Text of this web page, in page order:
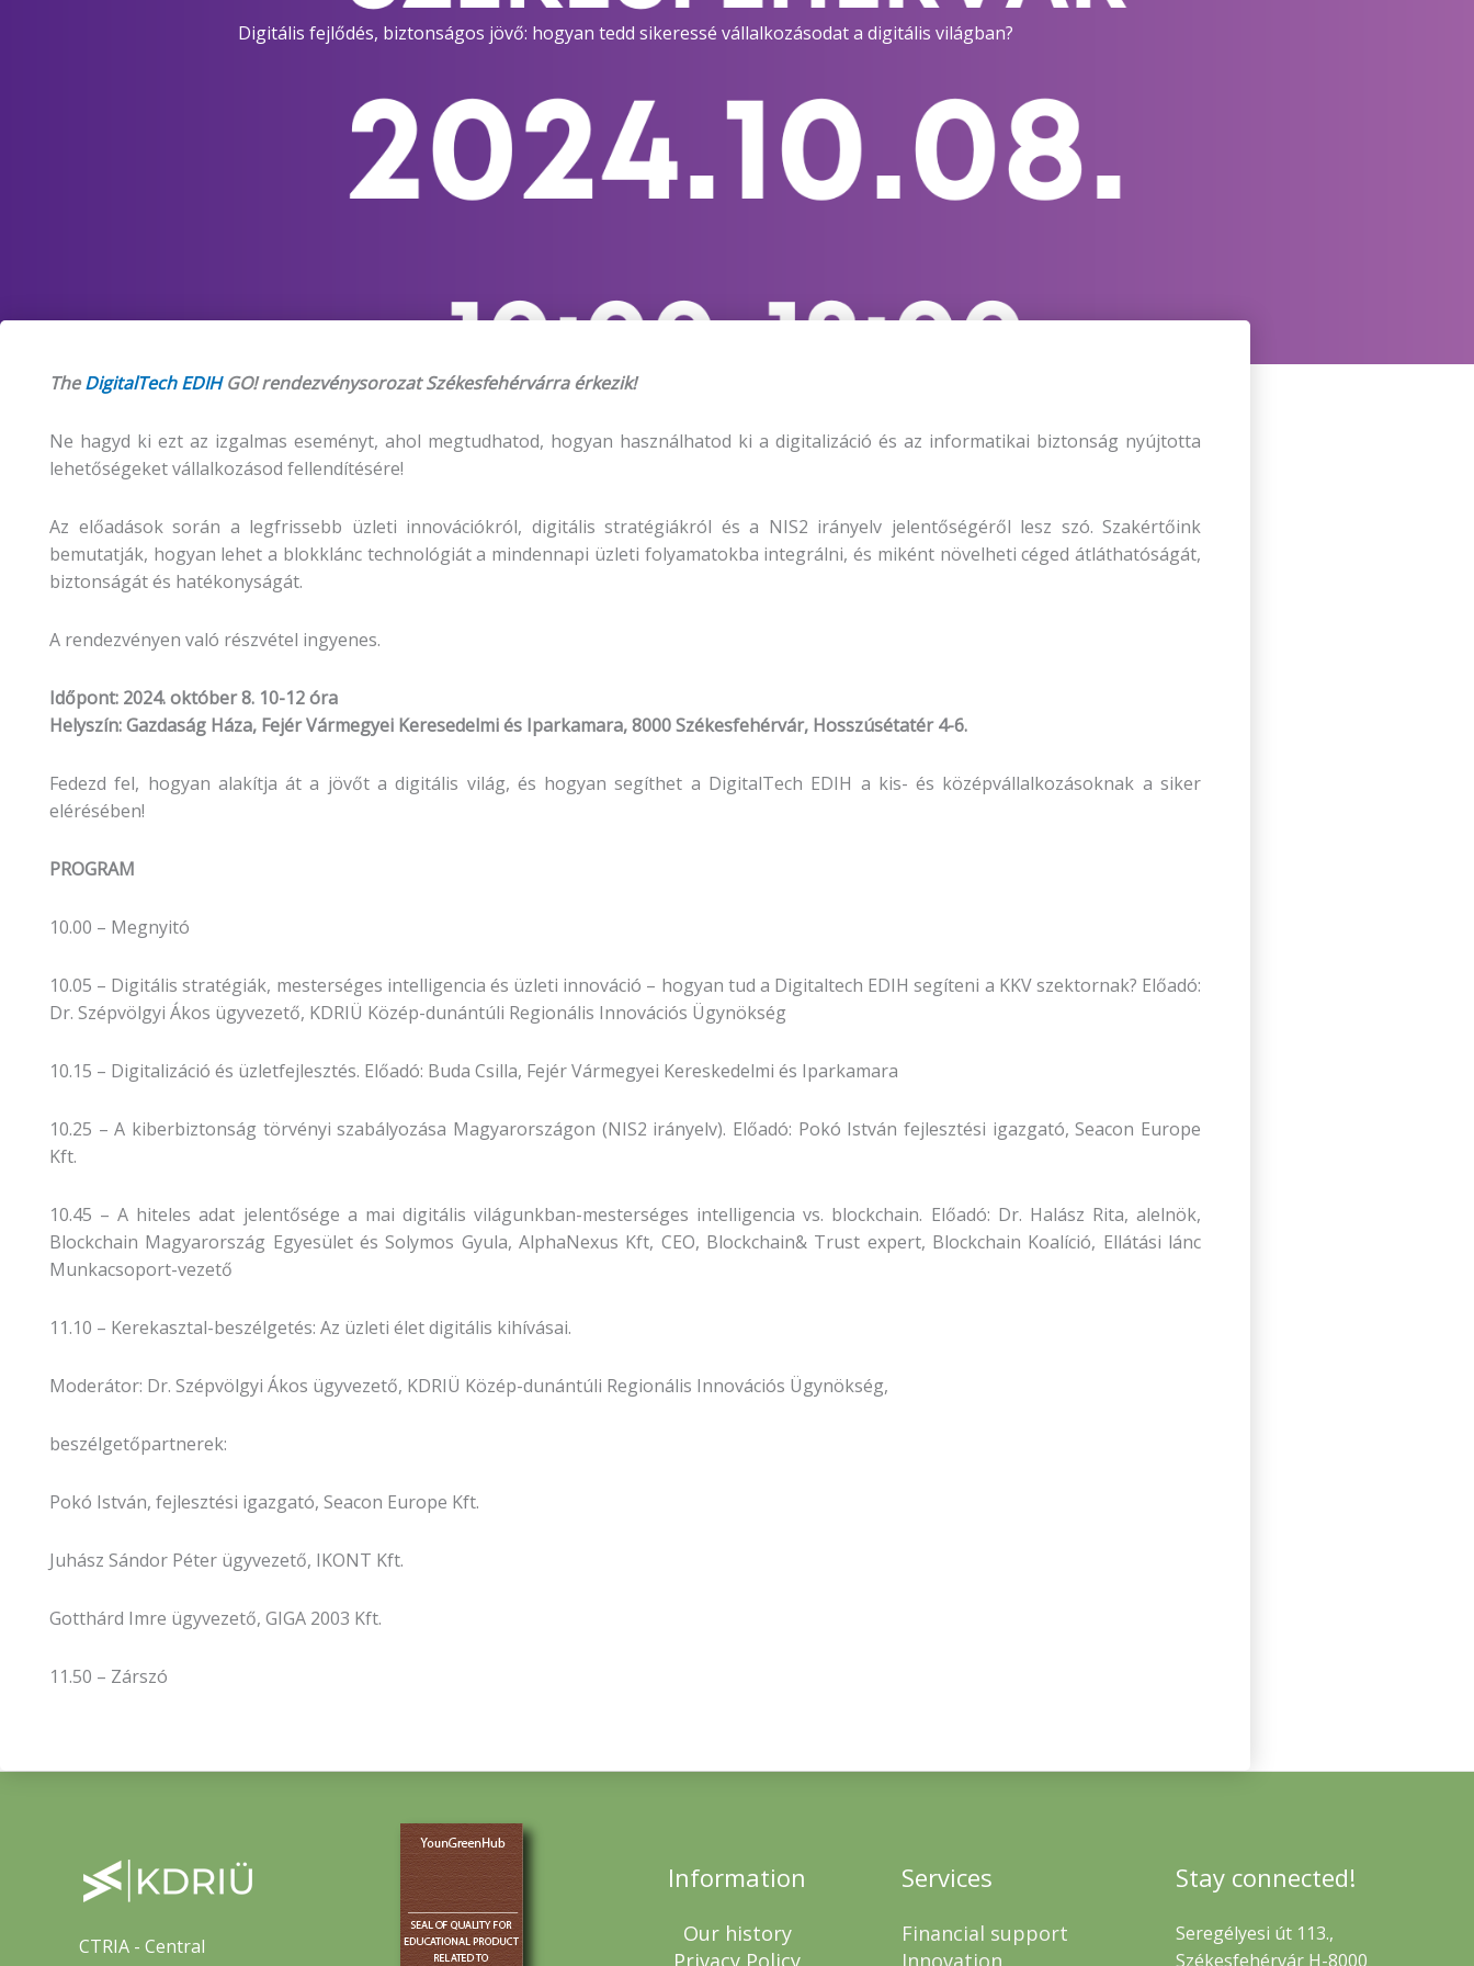
Digitális fejlődés, biztonságos jövő: hogyan tedd sikeressé vállalkozásodat a digitális világban?
TheDigitalTech EDIHGO! rendezvénysorozat Székesfehérvárra érkezik!
Ne hagyd ki ezt az izgalmas eseményt, ahol megtudhatod, hogyan használhatod ki a digitalizáció és az informatikai biztonság nyújtotta
lehetőségeket vállalkozásod fellendítésére!
Az előadások során a legfrissebb üzleti innovációkról, digitális stratégiákról és a NIS2 irányelv jelentőségéről lesz szó. Szakértőink
bemutatják, hogyan lehet a blokklánc technológiát a mindennapi üzleti folyamatokba integrálni, és miként növelheti céged átláthatóságát,
biztonságát és hatékonyságát.
A rendezvényen való részvétel ingyenes.
Időpont: 2024. október 8. 10-12 óra
Helyszín: Gazdaság Háza, Fejér Vármegyei Keresedelmi és Iparkamara, 8000 Székesfehérvár, Hosszúsétatér 4-6.
Fedezd fel, hogyan alakítja át a jövőt a digitális világ, és hogyan segíthet a DigitalTech EDIH a kis- és középvállalkozásoknak a siker
elérésében!
PROGRAM
10.00 – Megnyitó
10.05 – Digitális stratégiák, mesterséges intelligencia és üzleti innováció – hogyan tud a Digitaltech EDIH segíteni a KKV szektornak? Előadó:
Dr. Szépvölgyi Ákos ügyvezető, KDRIÜ Közép-dunántúli Regionális Innovációs Ügynökség
10.15 – Digitalizáció és üzletfejlesztés. Előadó: Buda Csilla, Fejér Vármegyei Kereskedelmi és Iparkamara
10.25 – A kiberbiztonság törvényi szabályozása Magyarországon (NIS2 irányelv). Előadó: Pokó István fejlesztési igazgató, Seacon Europe
Kft.
10.45 – A hiteles adat jelentősége a mai digitális világunkban-mesterséges intelligencia vs. blockchain. Előadó: Dr. Halász Rita, alelnök,
Blockchain Magyarország Egyesület és Solymos Gyula, AlphaNexus Kft, CEO, Blockchain& Trust expert, Blockchain Koalíció, Ellátási lánc
Munkacsoport-vezető
11.10 – Kerekasztal-beszélgetés: Az üzleti élet digitális kihívásai.
Moderátor: Dr. Szépvölgyi Ákos ügyvezető, KDRIÜ Közép-dunántúli Regionális Innovációs Ügynökség,
beszélgetőpartnerek:
Pokó István, fejlesztési igazgató, Seacon Europe Kft.
Juhász Sándor Péter ügyvezető, IKONT Kft.
Gotthárd Imre ügyvezető, GIGA 2003 Kft.
11.50 – Zárszó
CTRIA - Central
Information
Our history
Privacy Policy
Services
Financial support
Innovation
Stay connected!
Seregélyesi út 113.,
Székesfehérvár H-8000